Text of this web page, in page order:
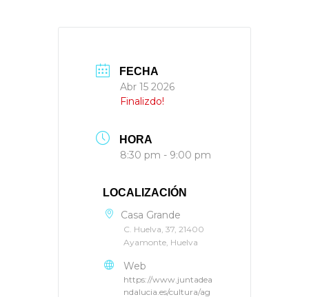
FECHA
Abr 15 2026
Finalizdo!
HORA
8:30 pm - 9:00 pm
LOCALIZACIÓN
Casa Grande
C. Huelva, 37, 21400
Ayamonte, Huelva
Web
https://www.juntadea
ndalucia.es/cultura/ag